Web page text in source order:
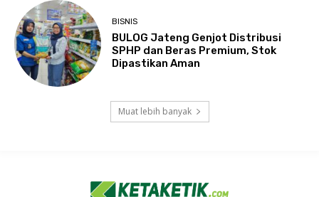
BISNIS
BULOG Jateng Genjot Distribusi
SPHP dan Beras Premium, Stok
Dipastikan Aman
Muat lebih banyak